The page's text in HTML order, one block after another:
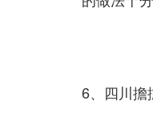
6、四川擔